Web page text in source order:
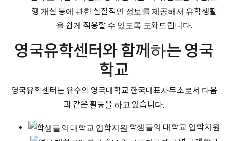
행 개설 등에 관한 실질적인 정보를 제공해서 유학생활
을 쉽게 적응할 수 있도록 도와드립니다.
영국유학센터와 함께하는 영국
학교
영국유학센터는 유수의 영국대학교 한국대표사무소로서 다음
과 같은 활동을 하고 있습니다.
학생들의 대학교 입학지원